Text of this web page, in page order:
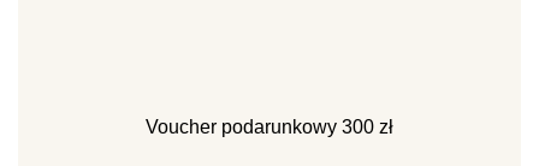
Voucher podarunkowy 300 zł